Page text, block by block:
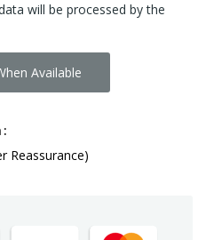
will be processed by the
Available
Reassurance)